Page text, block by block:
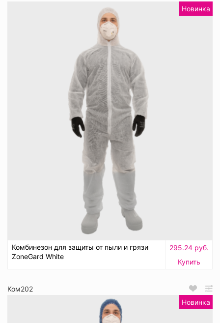
Новинка
Комбинезон для защиты от пыли и грязи
ZoneGard White
295.24 руб.
Купить
Ком202
Новинка